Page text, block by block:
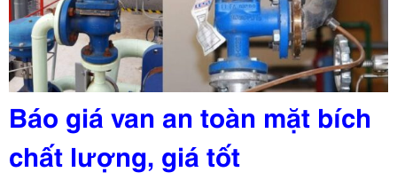
Báo giá van an toàn mặt bích
chất lượng, giá tốt